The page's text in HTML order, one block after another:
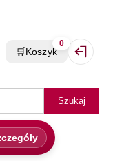
Szukaj
🛒Koszyk
0